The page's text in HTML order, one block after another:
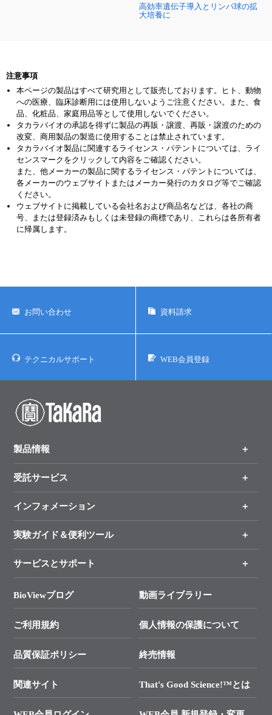
高効率遺伝子導入とリンパ球の拡
大培養に
注意事項
本ページの製品はすべて研究用として販売しております。ヒト、動物
への医療、臨床診断用には使用しないようご注意ください。また、食
品、化粧品、家庭用品等として使用しないでください。
タカラバイオの承認を得ずに製品の再販・譲渡、再販・譲渡のための
改変、商用製品の製造に使用することは禁止されています。
タカラバイオ製品に関連するライセンス・パテントについては、ライ
センスマークをクリックして内容をご確認ください。
また、他メーカーの製品に関するライセンス・パテントについては、
各メーカーのウェブサイトまたはメーカー発行のカタログ等でご確認
ください。
ウェブサイトに掲載している会社名および商品名などは、各社の商
号、または登録済みもしくは未登録の商標であり、これらは各所有者
に帰属します。
お問い合わせ 資料請求
テクニカルサポート WEB会員登録
製品情報
製品一覧
手法から製品を探す
新製品情報
受託サービス
オンライン注文
インフォメーション
キャンペーン
タカラバイオ各種会員募集のお知らせ
終売製品のお知らせ
価格改定のご案内
技術セミナーのご案内
タカラバイオ発表文献
実験ガイド＆便利ツール
リアルタイムPCR実験のススメ
幹細胞・再生医療研究ガイド
クローニング実験ガイド
SMARTer NGSポータルサイト
プライマー設計
サービスとサポート
総合お問い合わせ
├ 実験コンシェルジュ
├ 受託サービスお問い合わせ
BioViewブログ 動画ライブラリー
ご利用規約 個人情報の保護について
品質保証ポリシー 終売情報
関連サイト That's Good Science!™とは